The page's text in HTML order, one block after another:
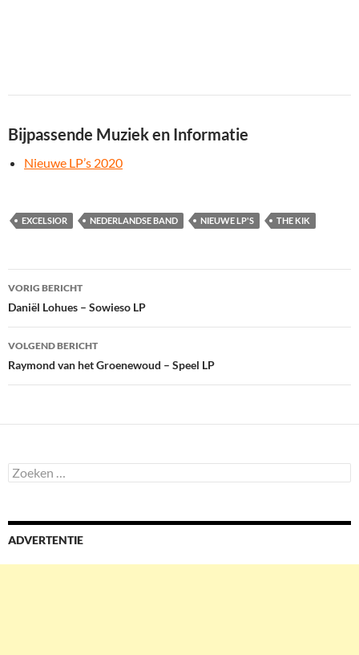
Bijpassende Muziek en Informatie
Nieuwe LP’s 2020
EXCELSIOR NEDERLANDSE BAND NIEUWE LP'S THE KIK
Bericht
navigatie
VORIG BERICHT
Daniël Lohues – Sowieso LP
VOLGEND BERICHT
Raymond van het Groenewoud – Speel LP
Zoeken
naar:
ADVERTENTIE